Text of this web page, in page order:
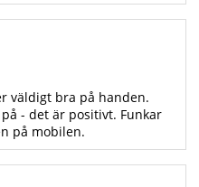
väldigt bra på handen.
- det är positivt. Funkar
på mobilen.